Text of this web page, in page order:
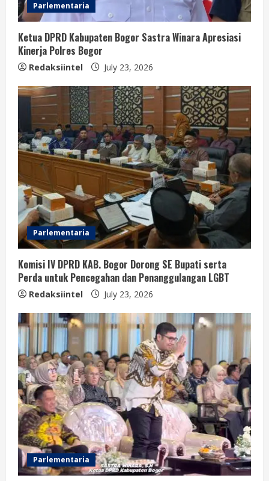
Parlementaria
Ketua DPRD Kabupaten Bogor Sastra Winara Apresiasi
Kinerja Polres Bogor
Redaksiintel July 23, 2026
Parlementaria
Komisi IV DPRD KAB. Bogor Dorong SE Bupati serta
Perda untuk Pencegahan dan Penanggulangan LGBT
Redaksiintel July 23, 2026
Parlementaria